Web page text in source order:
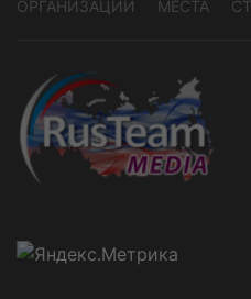
ОРГАНИЗАЦИИ
МЕСТА